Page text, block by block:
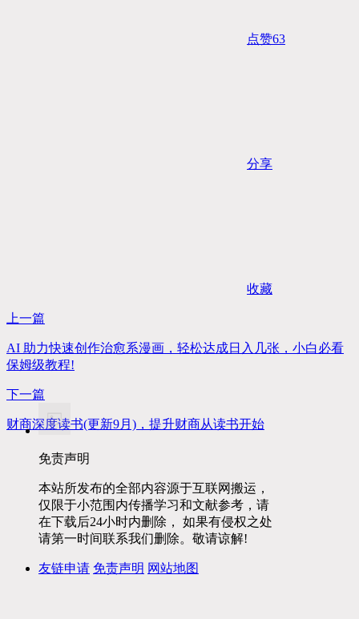
点赞63
分享
收藏
上一篇
AI 助力快速创作治愈系漫画，轻松达成日入几张，小白必看
保姆级教程!
下一篇
财商深度读书(更新9月)，提升财商从读书开始
免责声明
本站所发布的全部内容源于互联网搬运，
仅限于小范围内传播学习和文献参考，请
在下载后24小时内删除， 如果有侵权之处
请第一时间联系我们删除。敬请谅解!
友链申请 免责声明 网站地图